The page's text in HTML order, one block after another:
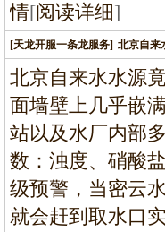
情[阅读详细]
[天龙开服一条龙服务] 北京自来
北京自来水水源
面墙壁上几乎嵌
站以及水厂内部
数：浊度、硝酸
级预警，当密云
就会赶到取水口